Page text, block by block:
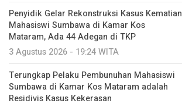
Penyidik Gelar Rekonstruksi Kasus Kematian
Mahasiswi Sumbawa di Kamar Kos
Mataram, Ada 44 Adegan di TKP
3 Agustus 2026 - 19:24 WITA
Terungkap Pelaku Pembunuhan Mahasiswi
Sumbawa di Kamar Kos Mataram adalah
Residivis Kasus Kekerasan